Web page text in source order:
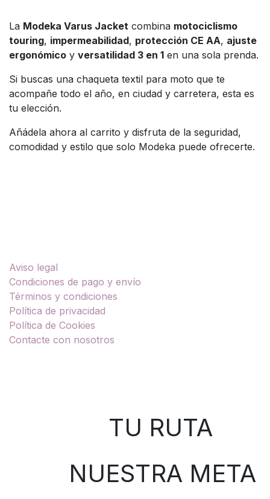
La Modeka Varus Jacket combina motociclismo
touring, impermeabilidad, protección CE AA, ajuste
ergonómico y versatilidad 3 en 1 en una sola prenda.
Si buscas una chaqueta textil para moto que te
acompañe todo el año, en ciudad y carretera, esta es
tu elección.
Añádela ahora al carrito y disfruta de la seguridad,
comodidad y estilo que solo Modeka puede ofrecerte.
Aviso legal
Condiciones de pago y envío
Términos y condiciones
Política de privacidad
Política de Cookies
Contacte con nosotros
TU RUTA
NUESTRA META